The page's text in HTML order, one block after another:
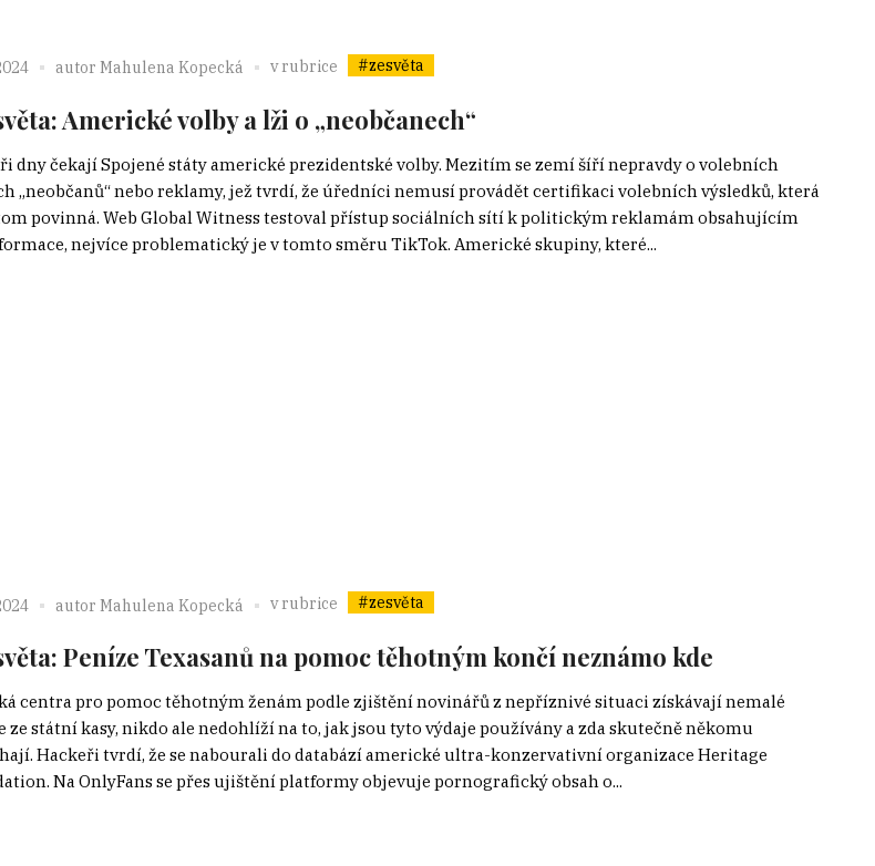
autor Mahulena Kopecká v rubrice #zesvěta
Americké volby a lži o „neobčanech“
dny čekají Spojené státy americké prezidentské volby. Mezitím se zemí šíří nepravdy o volebních
„neobčanů“ nebo reklamy, jež tvrdí, že úředníci nemusí provádět certifikaci volebních výsledků, která
povinná. Web Global Witness testoval přístup sociálních sítí k politickým reklamám obsahujícím
nejvíce problematický je v tomto směru TikTok. Americké skupiny, které...
autor Mahulena Kopecká v rubrice #zesvěta
Peníze Texasanů na pomoc těhotným končí neznámo kde
centra pro pomoc těhotným ženám podle zjištění novinářů z nepříznivé situaci získávají nemalé
ze státní kasy, nikdo ale nedohlíží na to, jak jsou tyto výdaje používány a zda skutečně někomu
Hackeři tvrdí, že se nabourali do databází americké ultra-konzervativní organizace Heritage
Na OnlyFans se přes ujištění platformy objevuje pornografický obsah o...